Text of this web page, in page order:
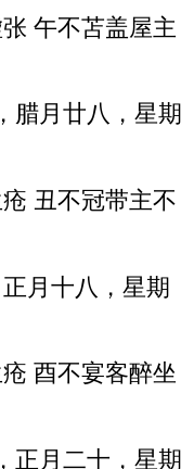
午不苫盖屋主
腊月廿八，星期
丑不冠带主不
月十八，星期
酉不宴客醉坐
正月二十，星期